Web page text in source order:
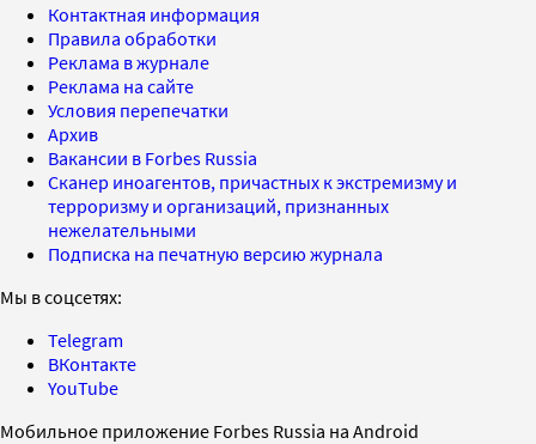
Контактная информация
Правила обработки
Реклама в журнале
Реклама на сайте
Условия перепечатки
Архив
Вакансии в Forbes Russia
Сканер иноагентов, причастных к экстремизму и
терроризму и организаций, признанных
нежелательными
Подписка на печатную версию журнала
Мы в соцсетях:
Telegram
ВКонтакте
YouTube
Мобильное приложение Forbes Russia на Android